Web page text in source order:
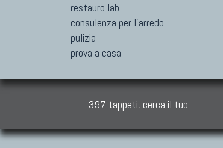
restauro lab
consulenza per l'arredo
pulizia
prova a casa
397 tappeti, cerca il tuo